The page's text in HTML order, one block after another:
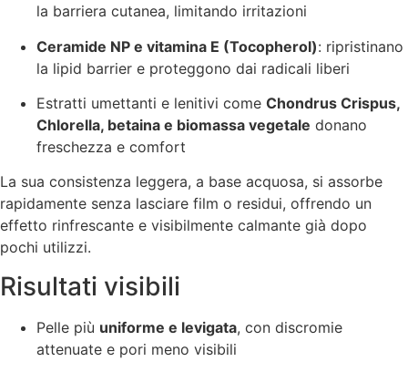
la barriera cutanea, limitando irritazioni
Ceramide NP e vitamina E (Tocopherol): ripristinano
la lipid barrier e proteggono dai radicali liberi
Estratti umettanti e lenitivi come Chondrus Crispus,
Chlorella, betaina e biomassa vegetale donano
freschezza e comfort
La sua consistenza leggera, a base acquosa, si assorbe
rapidamente senza lasciare film o residui, offrendo un
effetto rinfrescante e visibilmente calmante già dopo
pochi utilizzi.
Risultati visibili
Pelle più uniforme e levigata, con discromie
attenuate e pori meno visibili